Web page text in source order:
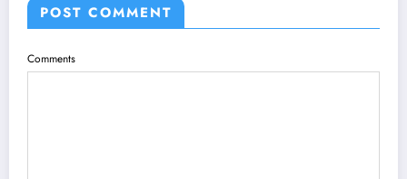
POST COMMENT
Comments